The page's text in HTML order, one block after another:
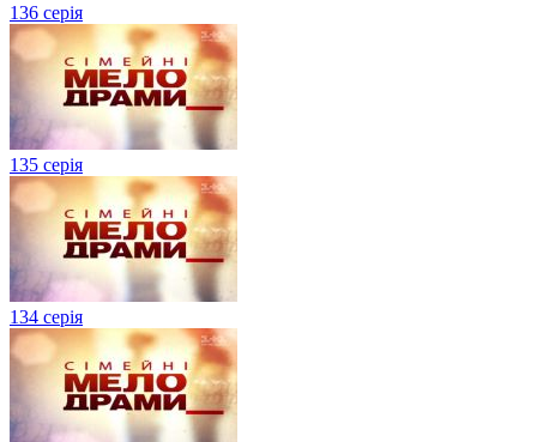
136 серія
135 серія
134 серiя